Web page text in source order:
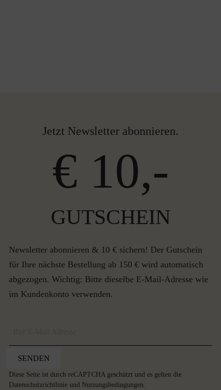
Jetzt Newsletter abonnieren.
€ 10,-
GUTSCHEIN
Newsletter abonnieren & 10 € sichern! Der Gutschein
für Ihre nächste Bestellung ab 150 € wird automatisch
abgezogen. Wichtig: Bitte dieselbe E-Mail-Adresse wie
im Kundenkonto verwenden.
SENDEN
Diese Seite ist durch reCAPTCHA geschützt und es gelten die
Datenschutzrichtlinie und Nutzungsbedingungen.